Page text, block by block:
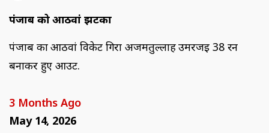
पंजाब को आठवां झटका
पंजाब का आठवां विकेट गिरा अजमतुल्लाह उमरजई 38 रन
बनाकर हुए आउट.
3 Months Ago
May 14, 2026